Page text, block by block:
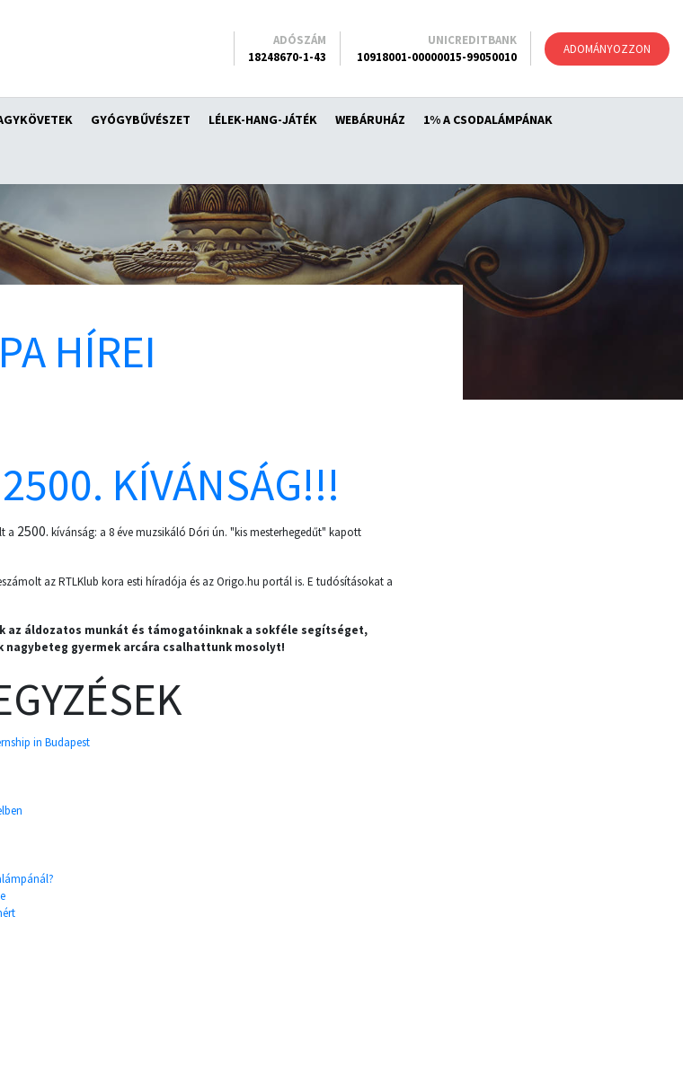
ADOMÁNYOZZON
GYÓGYBŰVÉSZET LÉLEK-HANG-JÁTÉK WEBÁRUHÁZ 1% A CSODALÁMPÁNAK
ADÓSZÁM
18248670-1-43
UNICREDITBANK
10918001-00000015-99050010
HÍREI
KÍVÁNSÁG!!!
a 2500. kívánság: a 8 éve muzsikáló Dóri ún. "kis mesterhegedűt" kapott
az RTLKlub kora esti híradója és az Origo.hu portál is. E tudósításokat a
az áldozatos munkát és támogatóinknak a sokféle segítséget,
nagybeteg gyermek arcára csalhattunk mosolyt!
in Budapest